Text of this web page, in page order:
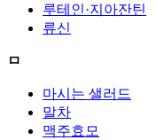
루테인·지아잔틴
류신
ㅁ
마시는 샐러드
말차
맥주효모